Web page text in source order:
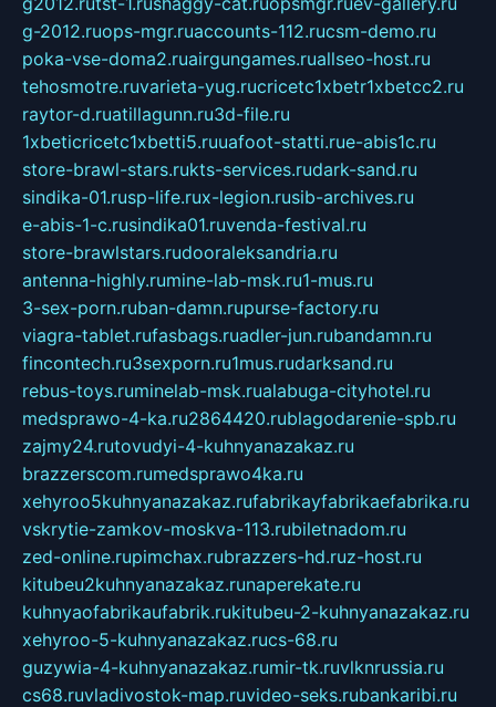
g-2012.ruops-mgr.ruaccounts-112.rucsm-demo.ru
poka-vse-doma2.ruairgungames.ruallseo-host.ru
tehosmotre.ruvarieta-yug.rucricetc1xbetr1xbetcc2.ru
raytor-d.ruatillagunn.ru3d-file.ru
1xbeticricetc1xbetti5.ruuafoot-statti.rue-abis1c.ru
store-brawl-stars.rukts-services.rudark-sand.ru
sindika-01.rusp-life.rux-legion.rusib-archives.ru
e-abis-1-c.rusindika01.ruvenda-festival.ru
store-brawlstars.rudooraleksandria.ru
antenna-highly.rumine-lab-msk.ru1-mus.ru
3-sex-porn.ruban-damn.rupurse-factory.ru
viagra-tablet.rufasbags.ruadler-jun.rubandamn.ru
fincontech.ru3sexporn.ru1mus.rudarksand.ru
rebus-toys.ruminelab-msk.rualabuga-cityhotel.ru
medsprawo-4-ka.ru2864420.rublagodarenie-spb.ru
zajmy24.rutovudyi-4-kuhnyanazakaz.ru
brazzerscom.rumedsprawo4ka.ru
xehyroo5kuhnyanazakaz.rufabrikayfabrikaefabrika.ru
vskrytie-zamkov-moskva-113.rubiletnadom.ru
zed-online.rupimchax.rubrazzers-hd.ruz-host.ru
kitubeu2kuhnyanazakaz.runaperekate.ru
kuhnyaofabrikaufabrik.rukitubeu-2-kuhnyanazakaz.ru
xehyroo-5-kuhnyanazakaz.rucs-68.ru
guzywia-4-kuhnyanazakaz.rumir-tk.ruvlknrussia.ru
cs68.ruvladivostok-map.ruvideo-seks.rubankaribi.ru